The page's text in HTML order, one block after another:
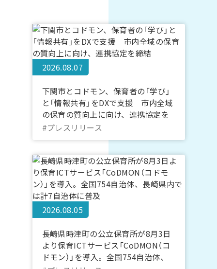
2026.08.07
下関市とコドモン、保育者の「学び」
と「情報共有」をDXで支援 市内全域
の保育の質向上に向け、連携協定を
締結
#プレスリリース
2026.08.05
長崎県時津町の公立保育所が8月3日
より保育ICTサービス「CoDMON（コ
ドモン）」を導入。全国754自治体、